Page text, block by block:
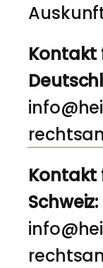
Kontakt
Kontakt
Schweiz: